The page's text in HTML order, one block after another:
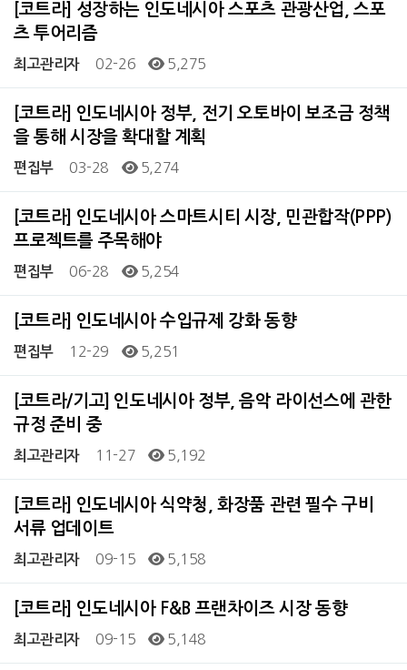
[코트라] 성장하는 인도네시아 스포츠 관광산업, 스포
츠 투어리즘
최고관리자 02-26 5,275
[코트라] 인도네시아 정부, 전기 오토바이 보조금 정책
을 통해 시장을 확대할 계획
편집부 03-28 5,274
[코트라] 인도네시아 스마트시티 시장, 민관합작(PPP)
프로젝트를 주목해야
편집부 06-28 5,254
[코트라] 인도네시아 수입규제 강화 동향
편집부 12-29 5,251
[코트라/기고] 인도네시아 정부, 음악 라이선스에 관한
규정 준비 중
최고관리자 11-27 5,192
[코트라] 인도네시아 식약청, 화장품 관련 필수 구비
서류 업데이트
최고관리자 09-15 5,158
[코트라] 인도네시아 F&B 프랜차이즈 시장 동향
최고관리자 09-15 5,148